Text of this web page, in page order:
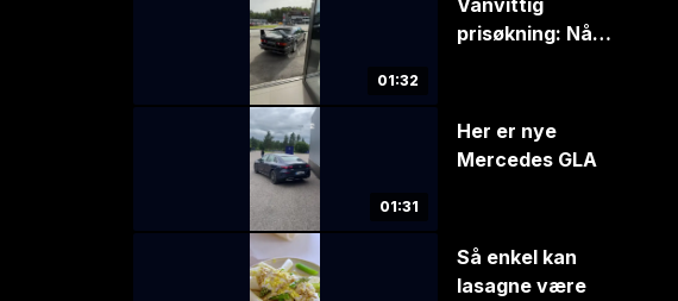
01:32
Vanvittig
prisøkning: Nå
01:31
Her er nye
Mercedes GLA
Så enkel kan
lasagne være